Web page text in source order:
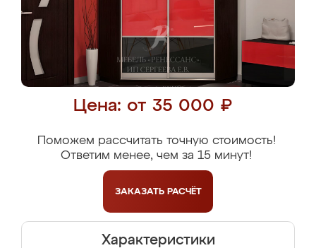
Цена: от 35 000 ₽
Поможем рассчитать точную стоимость!
Ответим менее, чем за 15 минут!
ЗАКАЗАТЬ РАСЧЁТ
Характеристики